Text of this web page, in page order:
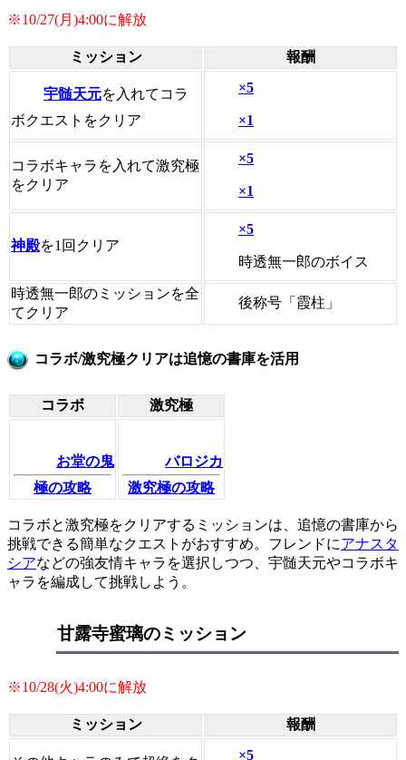
※10/27(月)4:00に解放
ミッション 報酬
宇髄天元を入れてコラ
ボクエストをクリア
×5
×1
コラボキャラを入れて激究極
をクリア
×5
×1
神殿を1回クリア
×5
時透無一郎のボイス
時透無一郎のミッションを全
てクリア
後称号「霞柱」
コラボ/激究極クリアは追憶の書庫を活用
コラボ 激究極
お堂の鬼
極の攻略
バロジカ
激究極の攻略
コラボと激究極をクリアするミッションは、追憶の書庫から
挑戦できる簡単なクエストがおすすめ。フレンドにアナスタ
シアなどの強友情キャラを選択しつつ、宇髄天元やコラボキ
ャラを編成して挑戦しよう。
甘露寺蜜璃のミッション
※10/28(火)4:00に解放
ミッション 報酬
×5